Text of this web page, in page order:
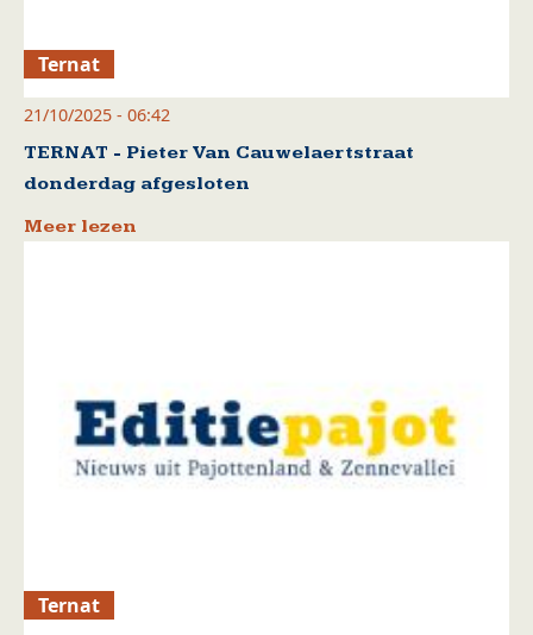
Ternat
21/10/2025 - 06:42
TERNAT - Pieter Van Cauwelaertstraat
donderdag afgesloten
Meer lezen
Ternat